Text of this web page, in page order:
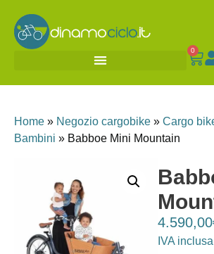
0
Home » Negozio cargobike » Cargo
Bambini » Babboe Mini Mountain
4.590,00
IVA inclusa